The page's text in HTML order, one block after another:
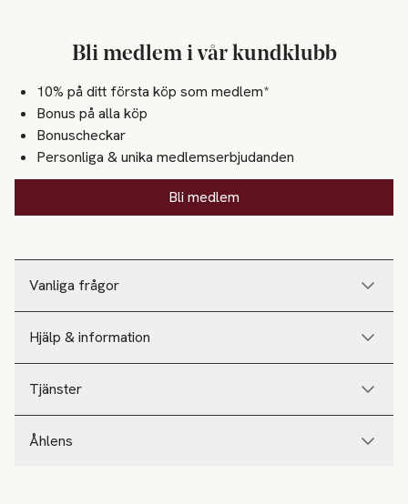
Vanliga frågor
Hjälp & information
Tjänster
Åhlens
Bli medlem i vår kundklubb
10% på ditt första köp som medlem*
Bonus på alla köp
Bonuscheckar
Personliga & unika medlemserbjudanden
Bli medlem